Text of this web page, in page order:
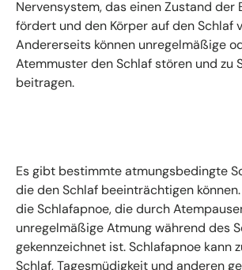
Nervensystem, das einen Zustand der
fördert und den Körper auf den Schlaf
Andererseits können unregelmäßige
Atemmuster den Schlaf stören und zu
beitragen.
Es gibt bestimmte atmungsbedingte
die den Schlaf beeinträchtigen
die Schlafapnoe, die durch
unregelmäßige Atmung während des
gekennzeichnet ist. Schlafapnoe kann
Schlaf, Tagesmüdigkeit und anderen